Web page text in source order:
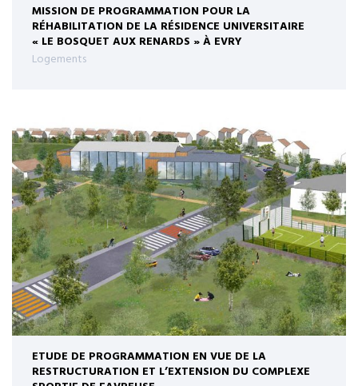
MISSION DE PROGRAMMATION POUR LA
RÉHABILITATION DE LA RÉSIDENCE UNIVERSITAIRE
« LE BOSQUET AUX RENARDS » À EVRY
Logements
ETUDE DE PROGRAMMATION EN VUE DE LA
RESTRUCTURATION ET L’EXTENSION DU COMPLEXE